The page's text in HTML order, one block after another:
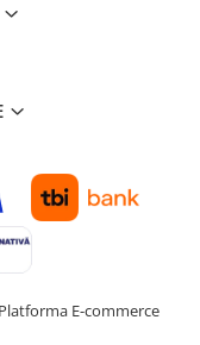
Platforma E-commerce